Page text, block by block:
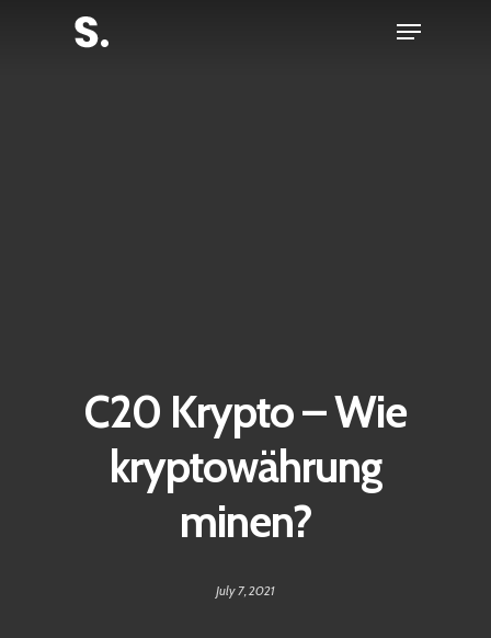
Menu
C20 Krypto – Wie
kryptowährung
minen?
July 7, 2021